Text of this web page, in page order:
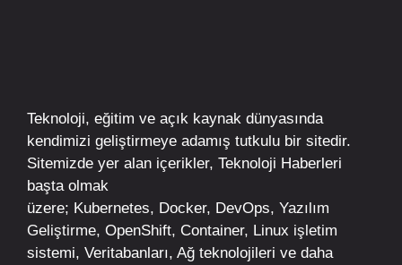
Teknoloji, eğitim ve açık kaynak dünyasında
kendimizi geliştirmeye adamış tutkulu bir sitedir.
Sitemizde yer alan içerikler, Teknoloji Haberleri
başta olmak
üzere; Kubernetes, Docker, DevOps, Yazılım
Geliştirme, OpenShift, Container, Linux işletim
sistemi, Veritabanları, Ağ teknolojileri ve daha